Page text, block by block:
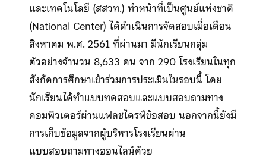
และเทคโนโลยี (สสวท.) ทำหน้าที่เป็นศูนย์แห่งชาติ
(National Center) ได้ดำเนินการจัดสอบเมื่อเดือน
สิงหาคม พ.ศ. 2561 ที่ผ่านมา มีนักเรียนกลุ่ม
ตัวอย่างจำนวน 8,633 คน จาก 290 โรงเรียนในทุก
สังกัดการศึกษาเข้าร่วมการประเมินในรอบนี้ โดย
นักเรียนได้ทำแบบทดสอบและแบบสอบถามทาง
คอมพิวเตอร์ผ่านแฟลชไดรฟ์ข้อสอบ นอกจากนี้ยังมี
การเก็บข้อมูลจากผู้บริหารโรงเรียนผ่าน
แบบสอบถามทางออนไลน์ด้วย